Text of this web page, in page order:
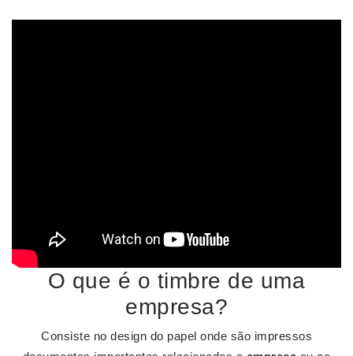
O que é o timbre de uma
empresa?
Consiste no design do papel onde são impressos